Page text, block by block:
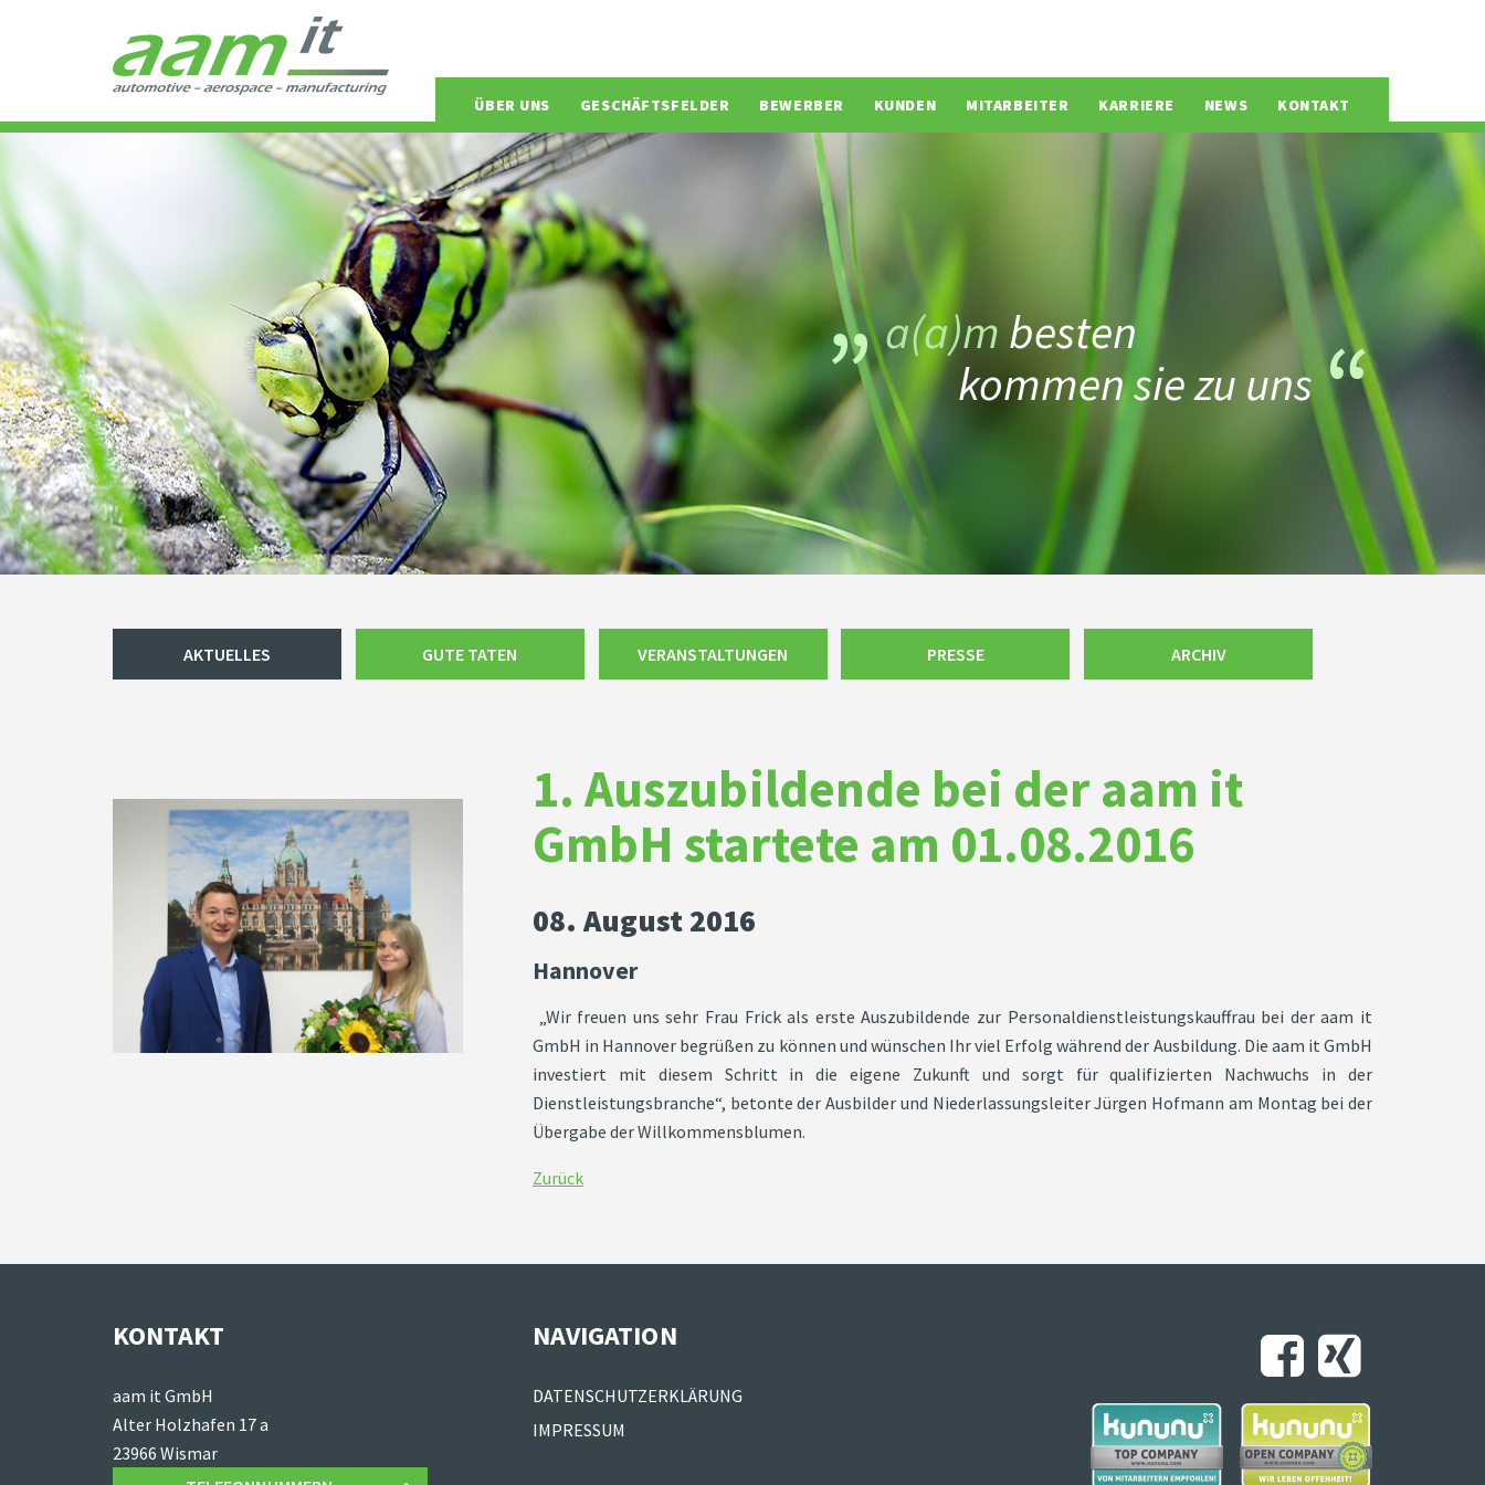
ÜBER UNS GESCHÄFTSFELDER BEWERBER KUNDEN MITARBEITER KARRIERE NEWS KONTAKT
a(a)m besten
kommen sie zu uns
AKTUELLES GUTE TATEN VERANSTALTUNGEN PRESSE ARCHIV
1. Auszubildende bei der aam it
GmbH startete am 01.08.2016
08. August 2016
Hannover
„Wir freuen uns sehr Frau Frick als erste Auszubildende zur Personaldienstleistungskauffrau bei der aam it
GmbH in Hannover begrüßen zu können und wünschen Ihr viel Erfolg während der Ausbildung. Die aam it GmbH
investiert mit diesem Schritt in die eigene Zukunft und sorgt für qualifizierten Nachwuchs in der
Dienstleistungsbranche“, betonte der Ausbilder und Niederlassungsleiter Jürgen Hofmann am Montag bei der
Übergabe der Willkommensblumen.
Zurück
KONTAKT
aam it GmbH
Alter Holzhafen 17 a
23966 Wismar
NAVIGATION
Navigation
überspringen
DATENSCHUTZERKLÄRUNG
IMPRESSUM